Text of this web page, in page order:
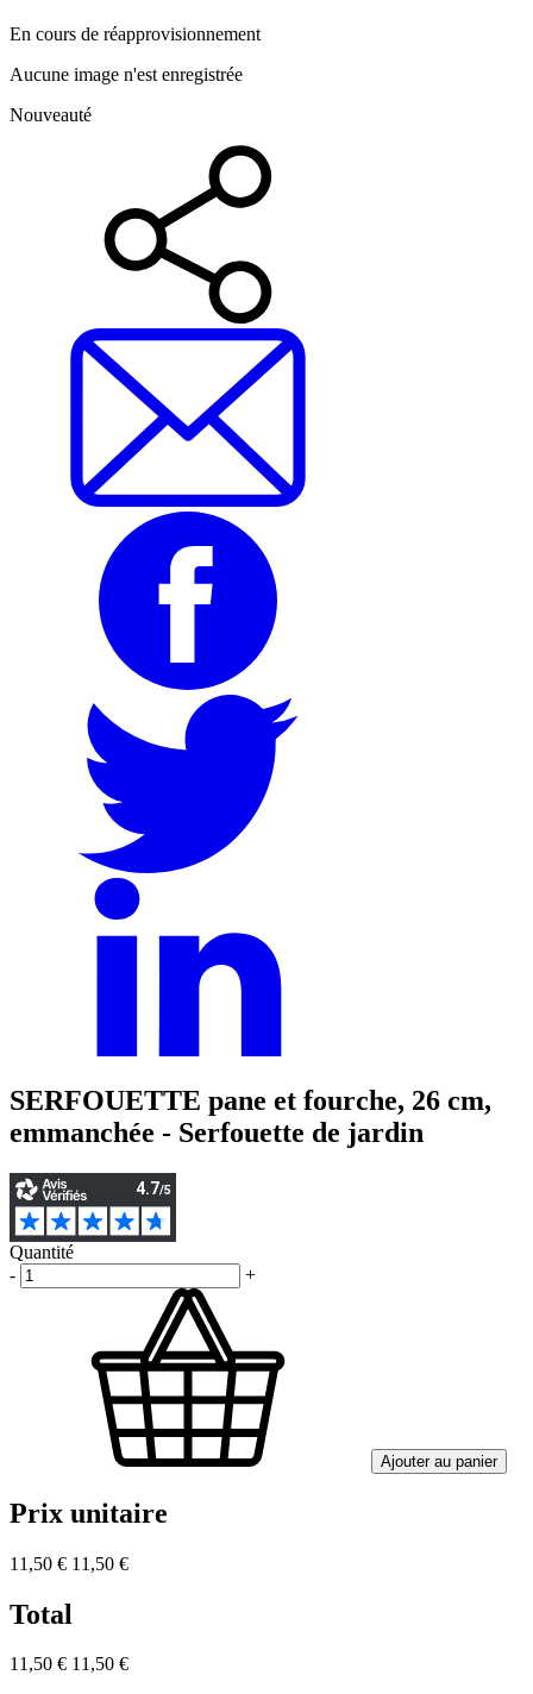
En cours de réapprovisionnement
Aucune image n'est enregistrée
Nouveauté
SERFOUETTE pane et fourche, 26 cm,
emmanchée - Serfouette de jardin
Quantité
-
+
Ajouter au panier
Prix unitaire
11,50 € 11,50 €
Total
11,50 € 11,50 €